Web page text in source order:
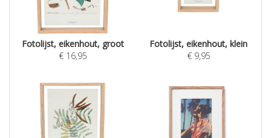
Fotolijst, eikenhout, groot
€ 16,95
Fotolijst, eikenhout, klein
€ 9,95